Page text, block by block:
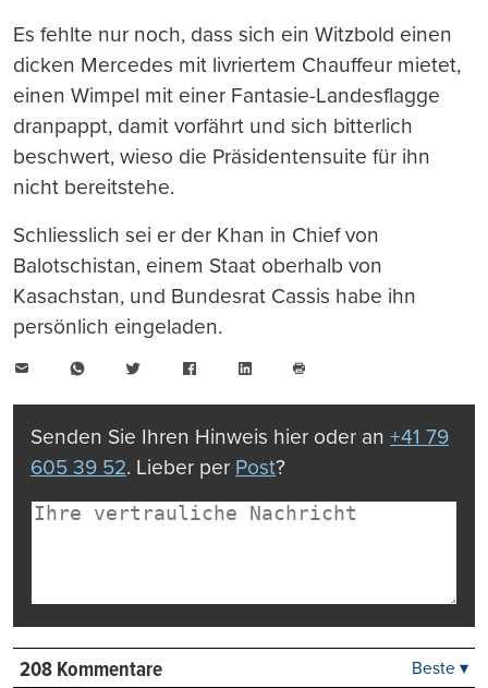
Es fehlte nur noch, dass sich ein Witzbold einen
dicken Mercedes mit livriertem Chauffeur mietet,
einen Wimpel mit einer Fantasie-Landesflagge
dranpappt, damit vorfährt und sich bitterlich
beschwert, wieso die Präsidentensuite für ihn
nicht bereitstehe.
Schliesslich sei er der Khan in Chief von
Balotschistan, einem Staat oberhalb von
Kasachstan, und Bundesrat Cassis habe ihn
persönlich eingeladen.
WhatsAppTwitter FacebookLinkedIn
drucken
Senden Sie Ihren Hinweis hier oder an +41 79
605 39 52. Lieber per Post?
208 Kommentare Beste ▾